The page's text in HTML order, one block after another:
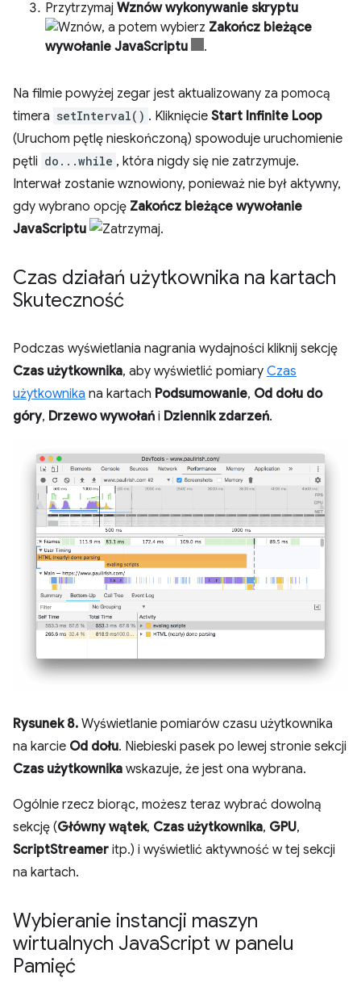
Przytrzymaj Wznów wykonywanie skryptu
, a potem wybierz Zakończ bieżące
wywołanie JavaScriptu
.
Na filmie powyżej zegar jest aktualizowany za pomocą
timera setInterval() . Kliknięcie Start Infinite Loop
(Uruchom pętlę nieskończoną) spowoduje uruchomienie
pętli do...while , która nigdy się nie zatrzymuje.
Interwał zostanie wznowiony, ponieważ nie był aktywny,
gdy wybrano opcję Zakończ bieżące wywołanie
JavaScriptu
.
Czas działań użytkownika na kartach
Skuteczność
Podczas wyświetlania nagrania wydajności kliknij sekcję
Czas użytkownika, aby wyświetlić pomiary Czas
użytkownika na kartach Podsumowanie, Od dołu do
góry, Drzewo wywołań i Dziennik zdarzeń.
Rysunek 8. Wyświetlanie pomiarów czasu użytkownika
na karcie Od dołu. Niebieski pasek po lewej stronie sekcji
Czas użytkownika wskazuje, że jest ona wybrana.
Ogólnie rzecz biorąc, możesz teraz wybrać dowolną
sekcję (Główny wątek, Czas użytkownika, GPU,
ScriptStreamer itp.) i wyświetlić aktywność w tej sekcji
na kartach.
Wybieranie instancji maszyn
wirtualnych JavaScript w panelu
Pamięć